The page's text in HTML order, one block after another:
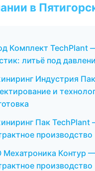
в
Комплект TechPlant
литьё под
Индустрия
и
Пак TechPlant
производство
Контур
производство